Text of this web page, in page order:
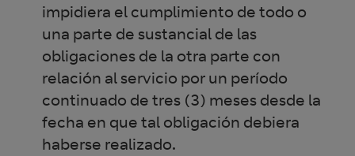
impidiera el cumplimiento de todo o
una parte de sustancial de las
obligaciones de la otra parte con
relación al servicio por un período
continuado de tres (3) meses desde la
fecha en que tal obligación debiera
haberse realizado.